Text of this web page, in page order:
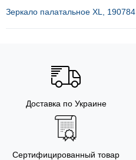
Зеркало палатальное XL, 190784
Доставка по Украине
Сертифицированный товар